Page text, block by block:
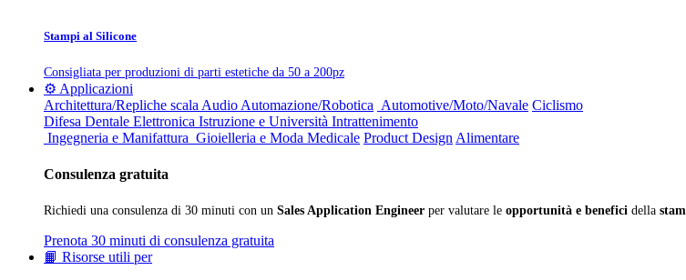
Stampi al Silicone
Consigliata per produzioni di parti estetiche da 50 a 200pz
⚙️ Applicazioni
Architettura/Repliche scala Audio Automazione/Robotica Automotive/Moto/Navale Ciclismo
Difesa Dentale Elettronica Istruzione e Università Intrattenimento
Ingegneria e Manifattura Gioielleria e Moda Medicale Product Design Alimentare
Consulenza gratuita
Richiedi una consulenza di 30 minuti con un Sales Application Engineer per valutare le opportunità e benefici della
Prenota 30 minuti di consulenza gratuita
📙 Risorse utili per